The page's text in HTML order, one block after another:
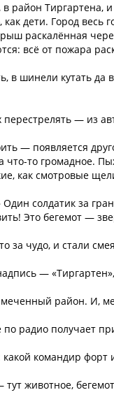
в район
как дети. Город
раскалённая
всё от пожара
в шинели кутать
— из
— появляется
то громадное.
как смотровые
солдатик за
Это бегемот —
за чудо, и стали
—
район. И,
по радио получает
командир
животное,